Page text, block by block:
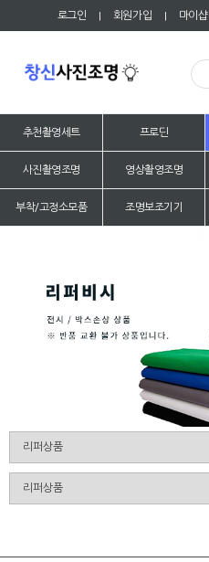
로그인 | 회원가입 | 마이샵
추천촬영세트 프로딘
사진촬영조명 영상촬영조명
부착/고정소모품 조명보조기기